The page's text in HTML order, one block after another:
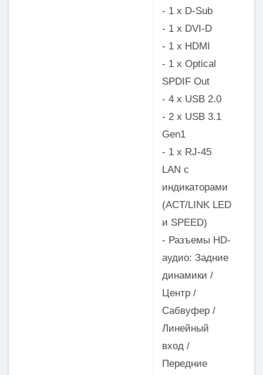
- 1 x D-Sub
- 1 x DVI-D
- 1 x HDMI
- 1 x Optical
SPDIF Out
- 4 x USB 2.0
- 2 x USB 3.1
Gen1
- 1 x RJ-45
LAN с
индикаторами
(ACT/LINK LED
и SPEED)
- Разъемы HD-
аудио: Задние
динамики /
Центр /
Сабвуфер /
Линейный
вход /
Передние